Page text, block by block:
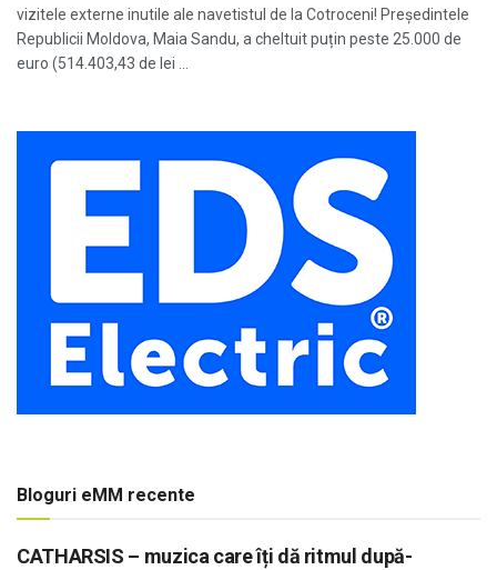
vizitele externe inutile ale navetistul de la Cotroceni! Preşedintele
Republicii Moldova, Maia Sandu, a cheltuit puțin peste 25.000 de
euro (514.403,43 de lei ...
Bloguri eMM recente
CATHARSIS – muzica care îți dă ritmul după-